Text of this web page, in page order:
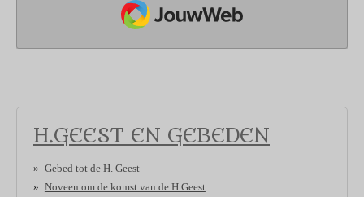
H.GEEST EN GEBEDEN
Gebed tot de H. Geest
Noveen om de komst van de H.Geest